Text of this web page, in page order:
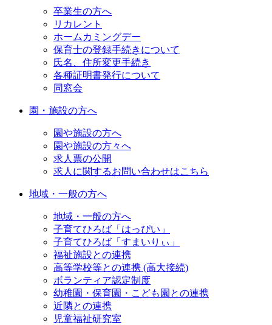
卒業生の方へ
リカレント
ホームカミングデー
保育士の登録手続きについて
氏名、住所変更手続き
各種証明書発行について
同窓会
園・施設の方へ
園や施設の方へ
園や施設の方々へ
求人票の公開
求人に関するお問い合わせはこちら
地域・一般の方へ
地域・一般の方へ
子育てひろば「はっぴい」
子育てひろば「すまいりぃ」
福祉施設との連携
高等学校等との連携 (高大接続)
ボランティア認定制度
幼稚園・保育園・こども園との連携
近隣との連携
児童福祉研究室